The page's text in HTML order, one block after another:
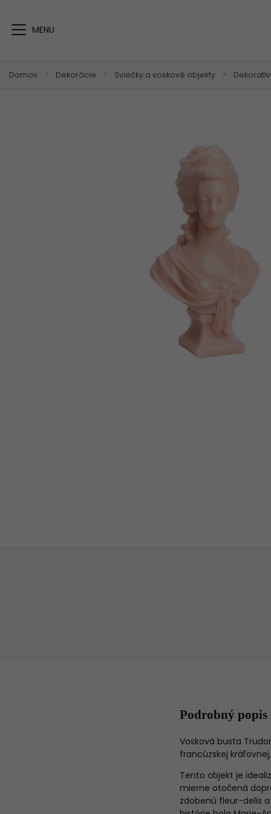
Domov / Dekorácie / Sviečky a voskové objekty /
Podrobný popis
Vosková busta
francúzskej
Tento objekt je
mierne otočená
zdobenú fleur-delis